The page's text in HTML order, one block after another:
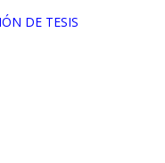
DE TESIS